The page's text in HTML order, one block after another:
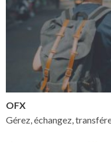
OFX
Gérez, échangez,